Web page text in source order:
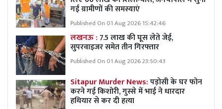
गई ग्रामीणों की समस्याएं
Published On 01 Aug 2026 15:42:46
लखनऊ : 7.5 लाख की घूस लेते जेई,
सुपरवाइजर समेत तीन गिरफ्तार
Published On 01 Aug 2026 23:50:43
Sitapur Murder News:पड़ोसी के घर फोन
करने गई किशोरी, गुस्से में भाई ने धारदार
हथियार से कर दी हत्या